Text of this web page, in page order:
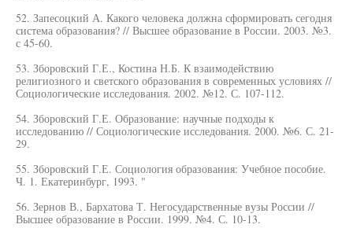
52. Запесоцкий А. Какого человека должна сформировать сегодня
система образования? // Высшее образование в России. 2003. №3.
с 45-60.
53. Зборовский Г.Е., Костина Н.Б. К взаимодействию
религиозного и светского образования в современных условиях //
Социологические исследования. 2002. №12. С. 107-112.
54. Зборовский Г.Е. Образование: научные подходы к
исследованию // Социологические исследования. 2000. №6. С. 21-
29.
55. Зборовский Г.Е. Социология образования: Учебное пособие.
Ч. 1. Екатеринбург, 1993. "
56. Зернов В., Бархатова Т. Негосударственные вузы России //
Высшее образование в России. 1999. №4. С. 10-13.